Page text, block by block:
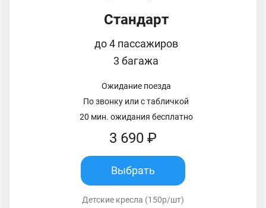
Стандарт
до 4 пассажиров
3 багажа
Ожидание поезда
По звонку или с табличкой
20 мин. ожидания бесплатно
3 690 ₽
Выбрать
Детские кресла (150р/шт)